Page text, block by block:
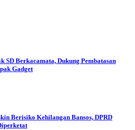
SD Berkacamata, Dukung Pembatasan
Gadget
Berisiko Kehilangan Bansos, DPRD